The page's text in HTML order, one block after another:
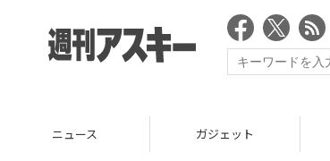
ニュース ガジェット